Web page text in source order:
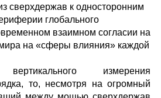
сверхдержав к односторонним
глобального
взаимном согласии на
на «сферы влияния» каждой
измерения
то, несмотря на огромный